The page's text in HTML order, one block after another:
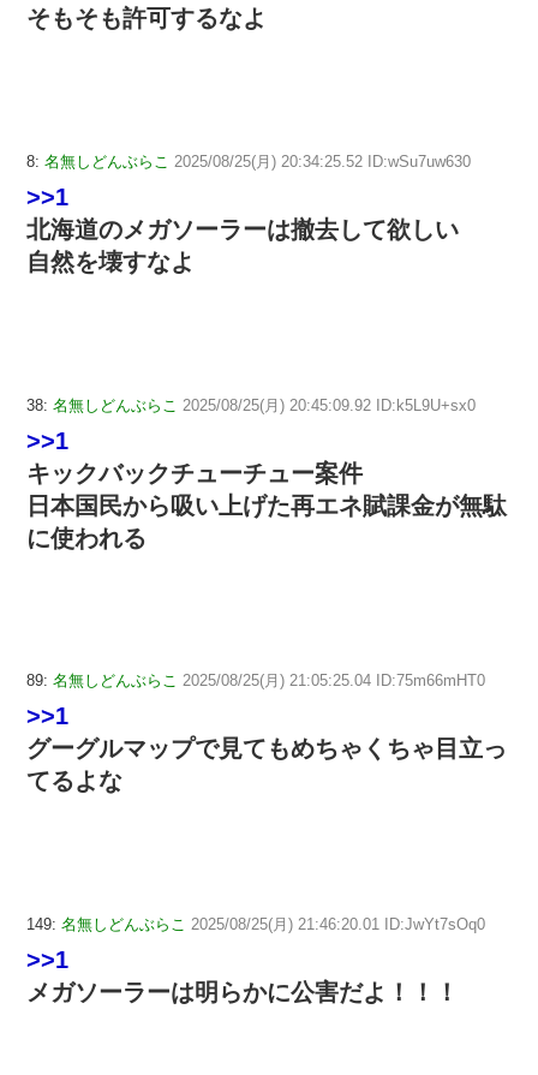
そもそも許可するなよ
8: 名無しどんぶらこ 2025/08/25(月) 20:34:25.52 ID:wSu7uw630
>>1
北海道のメガソーラーは撤去して欲しい
自然を壊すなよ
38: 名無しどんぶらこ 2025/08/25(月) 20:45:09.92 ID:k5L9U+sx0
>>1
キックバックチューチュー案件
日本国民から吸い上げた再エネ賦課金が無駄
に使われる
89: 名無しどんぶらこ 2025/08/25(月) 21:05:25.04 ID:75m66mHT0
>>1
グーグルマップで見てもめちゃくちゃ目立っ
てるよな
149: 名無しどんぶらこ 2025/08/25(月) 21:46:20.01 ID:JwYt7sOq0
>>1
メガソーラーは明らかに公害だよ！！！